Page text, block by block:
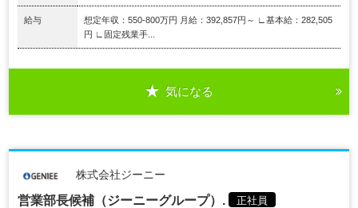
給与
想定年収：550-800万円 月給：392,857円～ ∟基本給：282,505
円 ∟固定残業手...
気になる
株式会社ジーニー
営業部長候補（ジーニーグループ）.
正社員